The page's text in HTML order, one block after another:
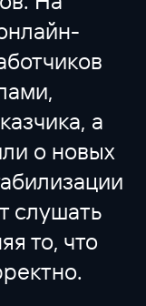
а
о новых
слушать
то, что